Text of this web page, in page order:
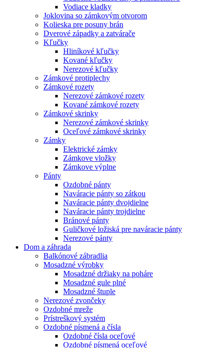
Vodiace kladky
Joklovina so zámkovým otvorom
Kolieska pre posuny brán
Dverové západky a zatvárače
Kľučky
Hliníkové kľučky
Kované kľučky
Nerezové kľučky
Zámkové protiplechy
Zámkové rozety
Nerezové zámkové rozety
Kované zámkové rozety
Zámkové skrinky
Nerezové zámkové skrinky
Oceľové zámkové skrinky
Zámky
Elektrické zámky
Zámkove vložky
Zámkove výplne
Pánty
Ozdobné pánty
Naváracie pánty so zátkou
Naváracie pánty dvojdielne
Naváracie pánty trojdielne
Bránové pánty
Guličkové ložiská pre naváracie pánty
Nerezové pánty
Dom a záhrada
Balkónové zábradlia
Mosadzné výrobky
Mosadzné držiaky na poháre
Mosadzné gule plné
Mosadzné štuple
Nerezové zvončeky
Ozdobné mreže
Prístreškový systém
Ozdobné písmená a čísla
Ozdobné čísla oceľové
Ozdobné písmená oceľové